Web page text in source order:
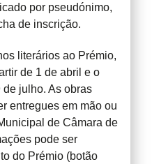
por pseudónimo,
de inscrição.
literários ao Prémio,
de 1 de abril e o
de julho. As obras
entregues em mão ou
de Câmara de
pode ser
do Prémio (botão